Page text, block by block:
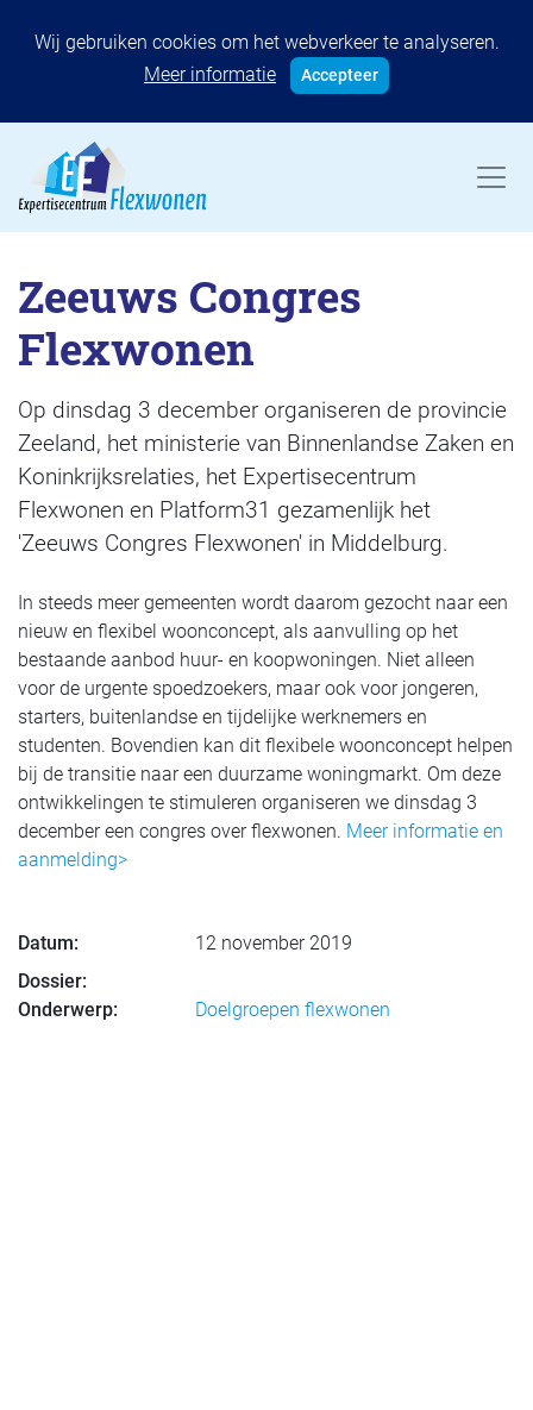
Wij gebruiken cookies om het webverkeer te analyseren.
Meer informatie
Accepteer
Zeeuws Congres
Flexwonen
Op dinsdag 3 december organiseren de provincie
Zeeland, het ministerie van Binnenlandse Zaken en
Koninkrijksrelaties, het Expertisecentrum
Flexwonen en Platform31 gezamenlijk het
'Zeeuws Congres Flexwonen' in Middelburg.
In steeds meer gemeenten wordt daarom gezocht naar een
nieuw en flexibel woonconcept, als aanvulling op het
bestaande aanbod huur- en koopwoningen. Niet alleen
voor de urgente spoedzoekers, maar ook voor jongeren,
starters, buitenlandse en tijdelijke werknemers en
studenten. Bovendien kan dit flexibele woonconcept helpen
bij de transitie naar een duurzame woningmarkt. Om deze
ontwikkelingen te stimuleren organiseren we dinsdag 3
december een congres over flexwonen. Meer informatie en
aanmelding>
Datum:
12 november 2019
Dossier:
Onderwerp:
Doelgroepen flexwonen